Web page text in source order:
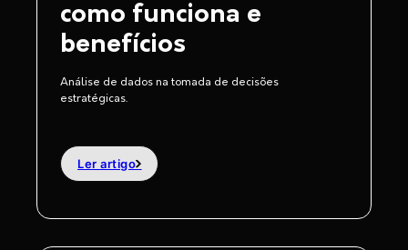
como funciona e
benefícios
Análise de dados na tomada de decisões
estratégicas.
Ler artigo